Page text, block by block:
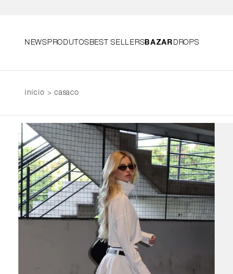
NEWSPRODUTOSBEST SELLERSBAZARDROPS
início casaco